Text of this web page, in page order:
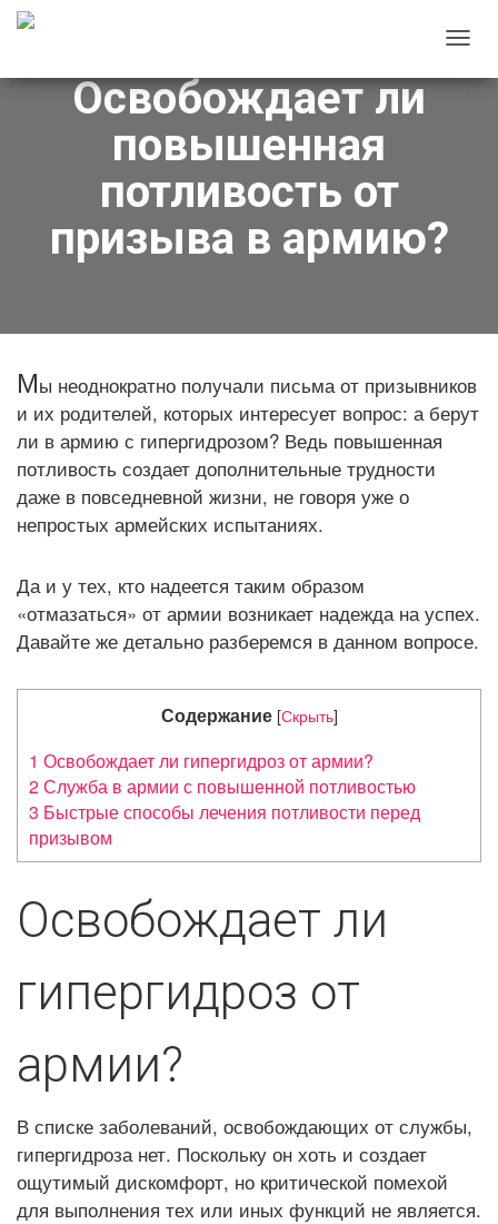
Е
Ь
А
В
Освобождает ли
повышенная
потливость от
призыва в армию?
Мы неоднократно получали письма от призывников
и их родителей, которых интересует вопрос: а берут
ли в армию с гипергидрозом? Ведь повышенная
потливость создает дополнительные трудности
даже в повседневной жизни, не говоря уже о
непростых армейских испытаниях.
Да и у тех, кто надеется таким образом
«отмазаться» от армии возникает надежда на успех.
Давайте же детально разберемся в данном вопросе.
Содержание [Скрыть]
1 Освобождает ли гипергидроз от армии?
2 Служба в армии с повышенной потливостью
3 Быстрые способы лечения потливости перед
призывом
Освобождает ли
гипергидроз от
армии?
В списке заболеваний, освобождающих от службы,
гипергидроза нет. Поскольку он хоть и создает
ощутимый дискомфорт, но критической помехой
для выполнения тех или иных функций не является.